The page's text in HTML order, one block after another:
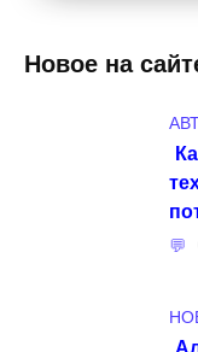
Новое на